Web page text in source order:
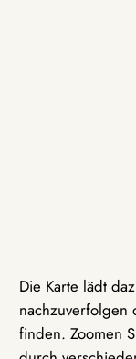
Die Karte lädt
nachzuverfolgen
finden. Zoomen